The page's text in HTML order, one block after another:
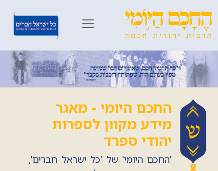
החכם היומי - מאגר
מידע מקוון לספרות
יהודי ספרד
'החכם היומי' של 'כל ישראל חברים',